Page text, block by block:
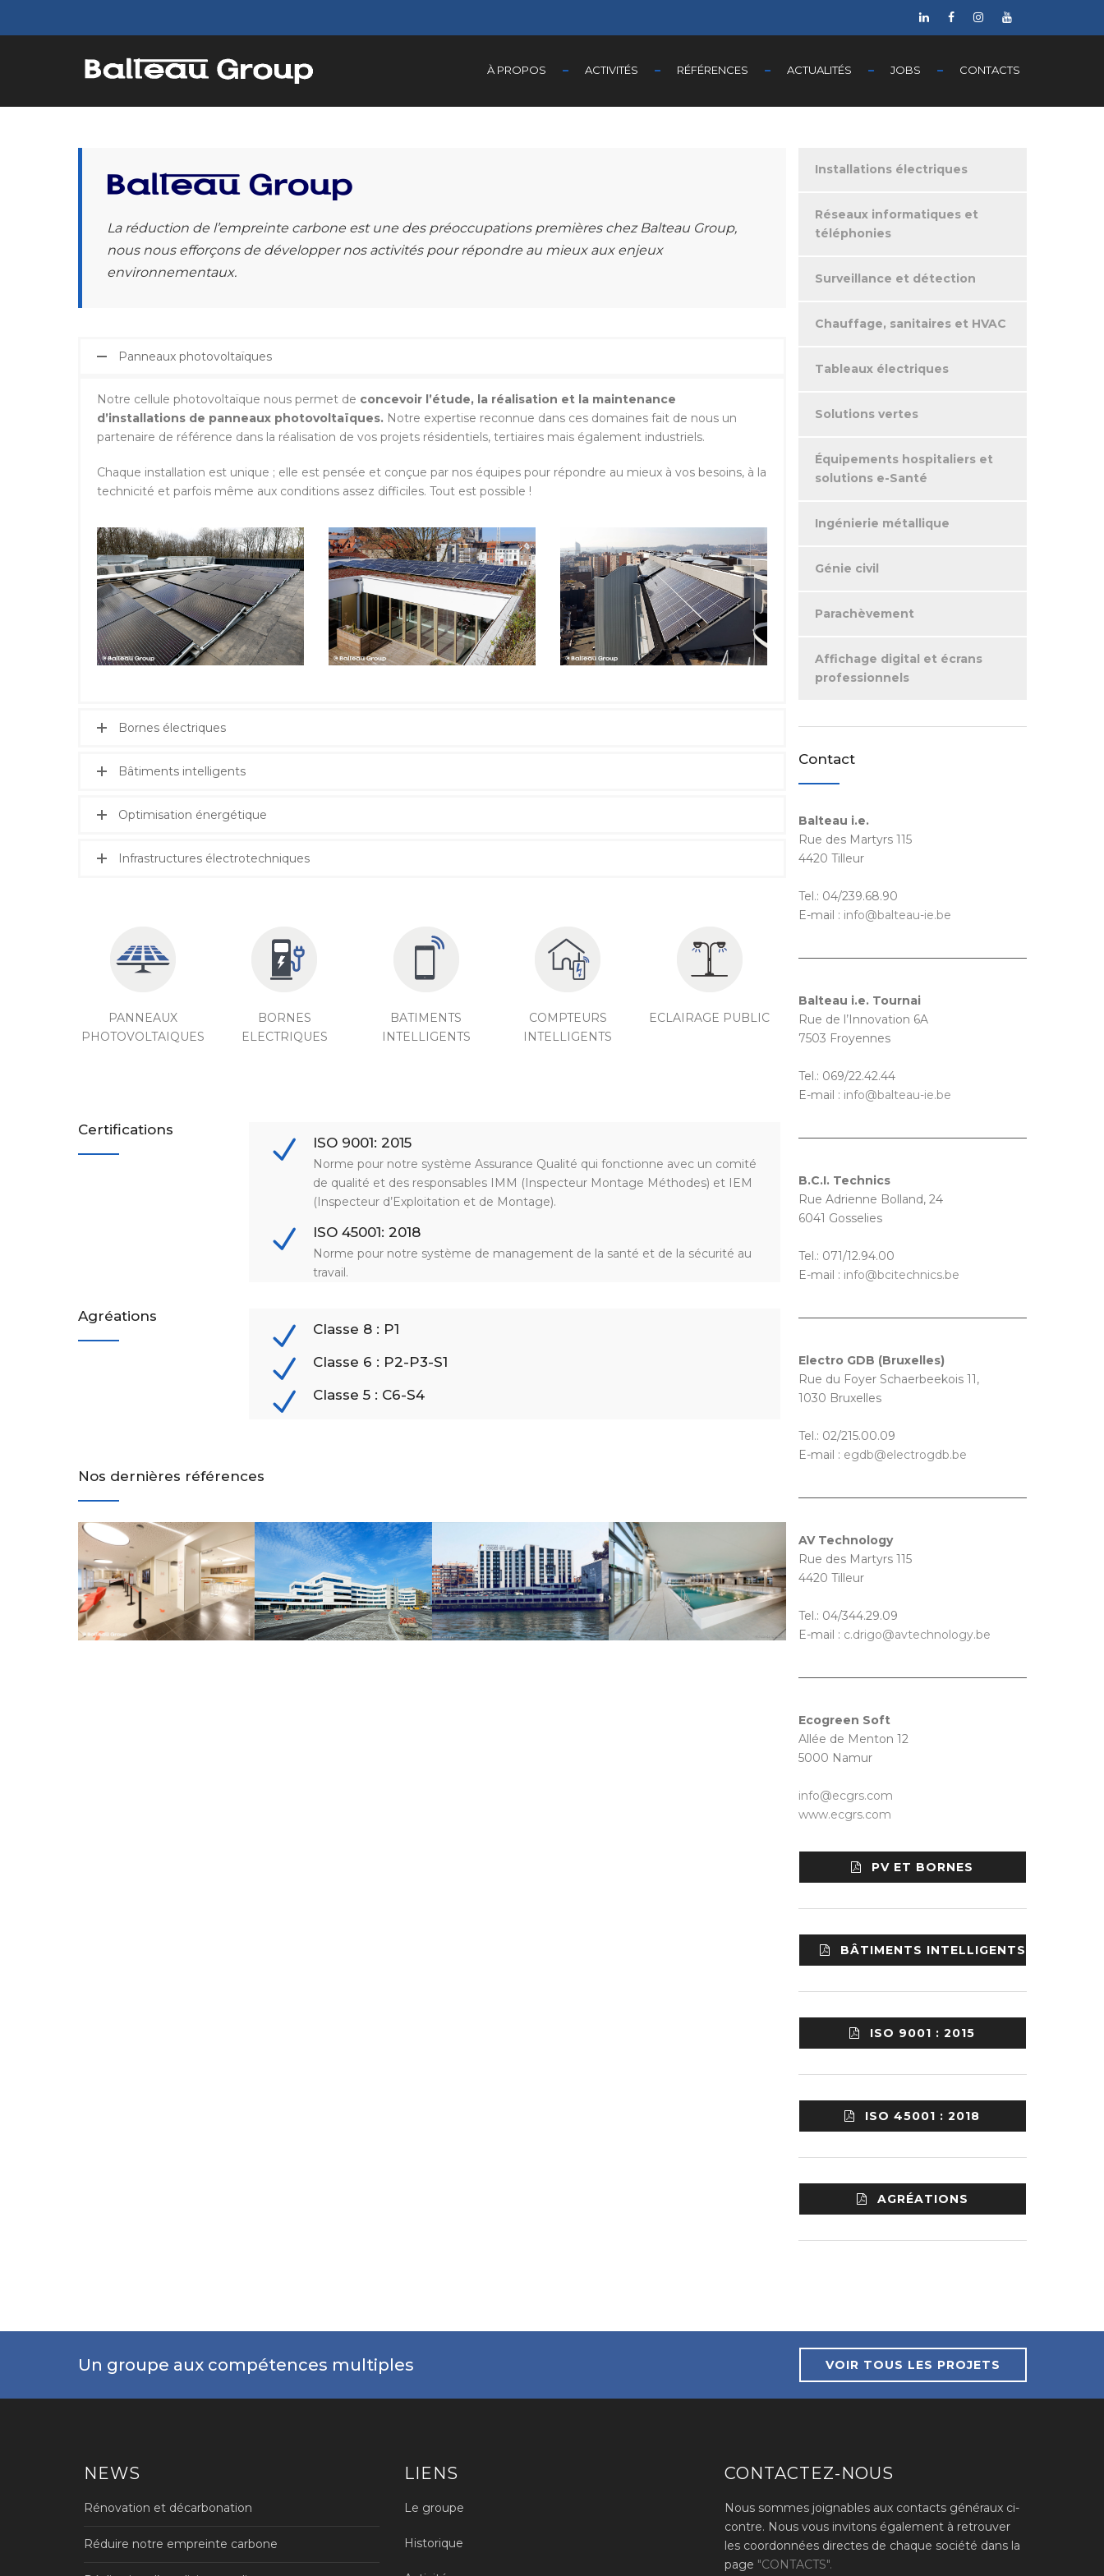
À PROPOS ACTIVITÉS RÉFÉRENCES ACTUALITÉS JOBS CONTACTS
La réduction de l’empreinte carbone est une des préoccupations premières chez Balteau Group,
nous nous efforçons de développer nos activités pour répondre au mieux aux enjeux
environnementaux.
Panneaux photovoltaïques
Notre cellule photovoltaïque nous permet de concevoir l’étude, la réalisation et la maintenance
d’installations de panneaux photovoltaïques.Notre expertise reconnue dans ces domaines fait de nous un
partenaire de référence dans la réalisation de vos projets résidentiels, tertiaires mais également industriels.
Chaque installation est unique ; elle est pensée et conçue par nos équipes pour répondre au mieux à vos besoins, à la
technicité et parfois même aux conditions assez difficiles. Tout est possible !
Bornes électriques
Bâtiments intelligents
Optimisation énergétique
Infrastructures électrotechniques
PANNEAUX
PHOTOVOLTAIQUES
BORNES
ELECTRIQUES
BATIMENTS
INTELLIGENTS
COMPTEURS
INTELLIGENTS
ECLAIRAGE PUBLIC
Certifications
ISO 9001: 2015
Norme pour notre système Assurance Qualité qui fonctionne avec un comité
de qualité et des responsables IMM (Inspecteur Montage Méthodes) et IEM
(Inspecteur d’Exploitation et de Montage).
ISO 45001: 2018
Norme pour notre système de management de la santé et de la sécurité au
travail.
Agréations
Classe 8 : P1
Classe 6 : P2-P3-S1
Classe 5 : C6-S4
Nos dernières références
Installations électriques
Réseaux informatiques et
téléphonies
Surveillance et détection
Chauffage, sanitaires et HVAC
Tableaux électriques
Solutions vertes
Équipements hospitaliers et
solutions e-Santé
Ingénierie métallique
Génie civil
Parachèvement
Affichage digital et écrans
professionnels
Contact
Balteau i.e.
Rue des Martyrs 115
4420 Tilleur
Tel.: 04/239.68.90
E-mail : info@balteau-ie.be
Balteau i.e. Tournai
Rue de l’Innovation 6A
7503 Froyennes
Tel.: 069/22.42.44
E-mail : info@balteau-ie.be
B.C.I. Technics
Rue Adrienne Bolland, 24
6041 Gosselies
Tel.: 071/12.94.00
E-mail : info@bcitechnics.be
Electro GDB (Bruxelles)
Rue du Foyer Schaerbeekois 11,
1030 Bruxelles
Tel.: 02/215.00.09
E-mail : egdb@electrogdb.be
AV Technology
Rue des Martyrs 115
4420 Tilleur
Tel.: 04/344.29.09
E-mail : c.drigo@avtechnology.be
Ecogreen Soft
Allée de Menton 12
5000 Namur
info@ecgrs.com
www.ecgrs.com
PV ET BORNES
BÂTIMENTS INTELLIGENTS
ISO 9001 : 2015
ISO 45001 : 2018
AGRÉATIONS
Un groupe aux compétences multiples VOIR TOUS LES PROJETS
NEWS
Rénovation et décarbonation
Réduire notre empreinte carbone
LIENS
Le groupe
Historique
CONTACTEZ-NOUS
Nous sommes joignables aux contacts généraux ci-
contre. Nous vous invitons également à retrouver
les coordonnées directes de chaque société dans la
page "CONTACTS".